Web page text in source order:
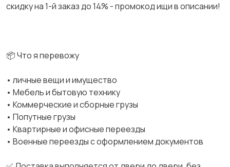
скидку на 1-й заказ до 14% - промокод ищи в описании!
📦 Что я перевожу
• личные вещи и имущество
• Мебель и бытовую технику
• Коммерческие и сборные грузы
• Попутные грузы
• Квартирные и офисные переезды
• Военные переезды с оформлением документов